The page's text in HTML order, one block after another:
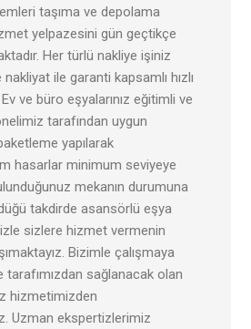
taşıma ve depolama
yelpazesini gün geçtikçe
Her türlü nakliye işiniz
ile garanti kapsamlı hızlı
Ev ve büro eşyalarınız eğitimli ve
tarafından uygun
yapılarak
hasarlar minimum seviyeye
mekanın durumuna
takdirde asansörlü eşya
sizlere hizmet vermenin
Bizimle çalışmaya
tarafımızdan sağlanacak olan
hizmetimizden
Uzman ekspertizlerimiz